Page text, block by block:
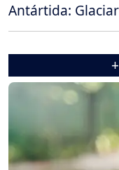
Antártida: